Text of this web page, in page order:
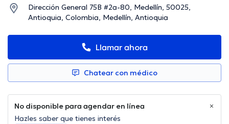
Dirección General 75B #2a-80, Medellín, 50025,
Antioquia, Colombia, Medellín, Antioquia
Llamar ahora
Chatear con médico
No disponible para agendar en línea
Hazles saber que tienes interés